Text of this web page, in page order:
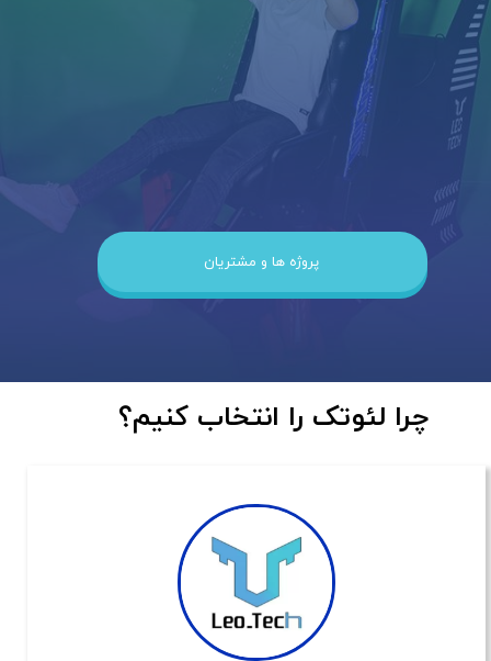
پروژه ها و مشتریان
​​​چرا لئوتک را انتخاب کنیم؟